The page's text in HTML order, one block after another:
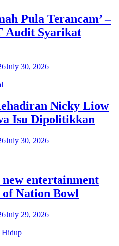
Pula Terancam’ –
Audit Syarikat
July 30, 2026
Nicky Liow
Isu Dipolitikkan
July 30, 2026
entertainment
Nation Bowl
July 29, 2026
Hidup